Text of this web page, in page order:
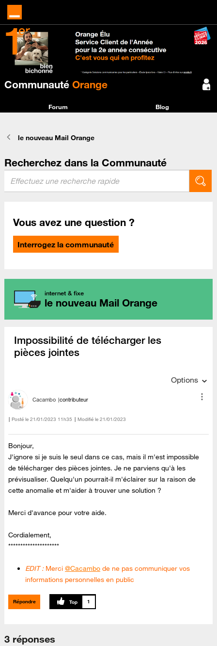
Communauté Orange
Forum Blog
le nouveau Mail Orange
Recherchez dans la Communauté
Vous avez une question ?
Interrogez la communauté
internet & fixe
le nouveau Mail Orange
Impossibilité de télécharger les
pièces jointes
Options
Cacambo contributeur
Posté le ‎21/01/2023 11h35 Modifié le 21/01/2023
Bonjour,
J'ignore si je suis le seul dans ce cas, mais il m'est impossible
de télécharger des pièces jointes. Je ne parviens qu'à les
prévisualiser. Quelqu'un pourrait-il m'éclairer sur la raison de
cette anomalie et m'aider à trouver une solution ?
Merci d'avance pour votre aide.
Cordialement,
*********************
EDIT : Merci@Cacambo de ne pas communiquer vos
informations personnelles en public
Répondre 1
3 réponses